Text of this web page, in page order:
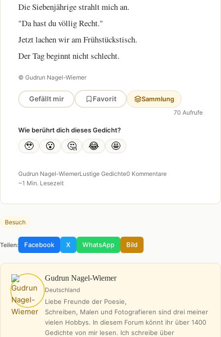
Die Siebenjährige strahlt mich an.
"Da hast du völlig Recht."
Jetzt lachen wir am Frühstückstisch.
Der Tag beginnt nicht schlecht.
© Gudrun Nagel-Wiemer
Gefällt mir Favorit Sammlung
70 Aufrufe
Wie berührt dich dieses Gedicht?
🥹 😮 🤔 😂 🤩
Gudrun Nagel-WiemerLustige Gedichte0 Kommentare
~1 Min. Lesezeit
Besuch
Teilen: Facebook X WhatsApp Bild
Gudrun Nagel-Wiemer
Deutschland
Liebe Freunde der Poesie,
Schreiben, Malen und Fotografieren sind drei meiner
vielen Hobbys. In diesem Forum könnt ihr über 1400
Gedichte von mir lesen. Ich schreibe über